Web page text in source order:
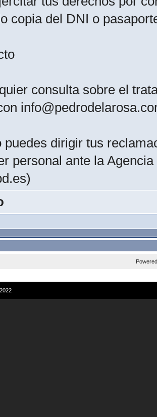
copia del DNI o
consulta sobre el
puedes dirigir tus
personal ante la